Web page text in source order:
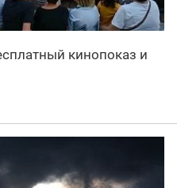
кинопоказ и